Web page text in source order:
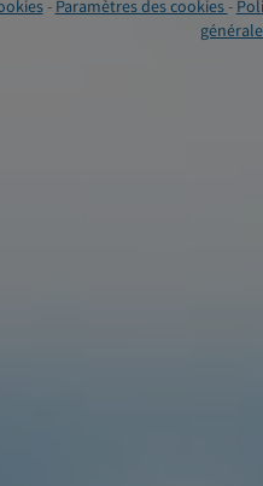
- Paramètres des cookies-